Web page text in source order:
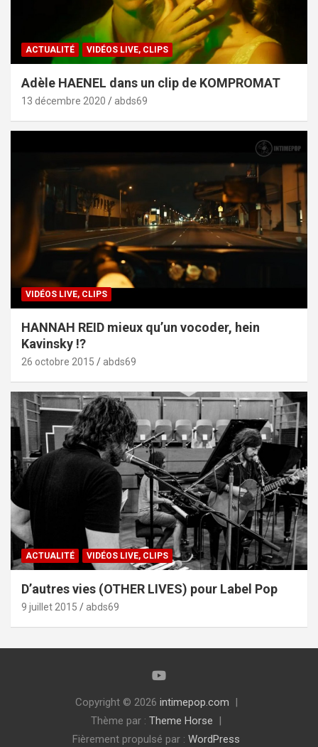
ACTUALITÉ VIDÉOS LIVE, CLIPS
Adèle HAENEL dans un clip de KOMPROMAT
13 décembre 2020 abds69
VIDÉOS LIVE, CLIPS
HANNAH REID mieux qu’un vocoder, hein
Kavinsky !?
26 octobre 2015 abds69
ACTUALITÉ VIDÉOS LIVE, CLIPS
D’autres vies (OTHER LIVES) pour Label Pop
9 juillet 2015 abds69
Copyright © 2026 intimepop.com
Thème par : Theme Horse
Fièrement propulsé par : WordPress